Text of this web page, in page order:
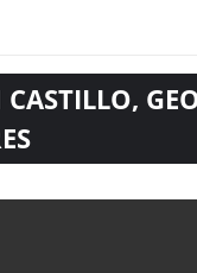
CASTILLO,